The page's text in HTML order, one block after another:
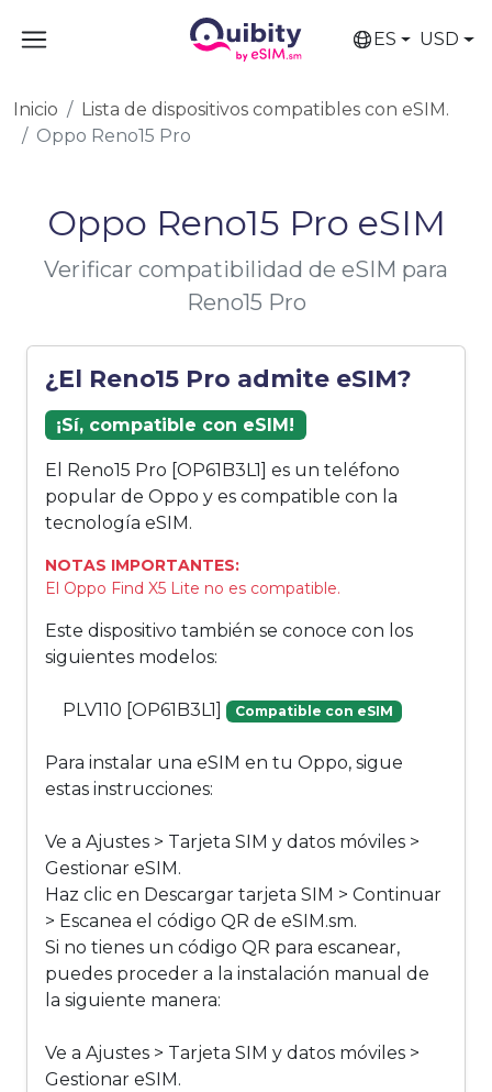
ES USD
Inicio
Lista de dispositivos compatibles con eSIM.
Oppo Reno15 Pro
Oppo Reno15 Pro eSIM
Verificar compatibilidad de eSIM para
Reno15 Pro
¿El Reno15 Pro admite eSIM?
¡Sí, compatible con eSIM!
El Reno15 Pro [OP61B3L1] es un teléfono
popular de Oppo y es compatible con la
tecnología eSIM.
NOTAS IMPORTANTES:
El Oppo Find X5 Lite no es compatible.
Este dispositivo también se conoce con los
siguientes modelos:
PLV110 [OP61B3L1] Compatible con eSIM
Para instalar una eSIM en tu Oppo, sigue
estas instrucciones:
Ve a Ajustes > Tarjeta SIM y datos móviles >
Gestionar eSIM.
Haz clic en Descargar tarjeta SIM > Continuar
> Escanea el código QR de eSIM.sm.
Si no tienes un código QR para escanear,
puedes proceder a la instalación manual de
la siguiente manera:
Ve a Ajustes > Tarjeta SIM y datos móviles >
Gestionar eSIM.